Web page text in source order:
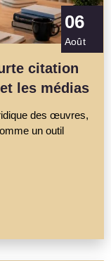
06
Août
citation
les médias
des œuvres,
un outil